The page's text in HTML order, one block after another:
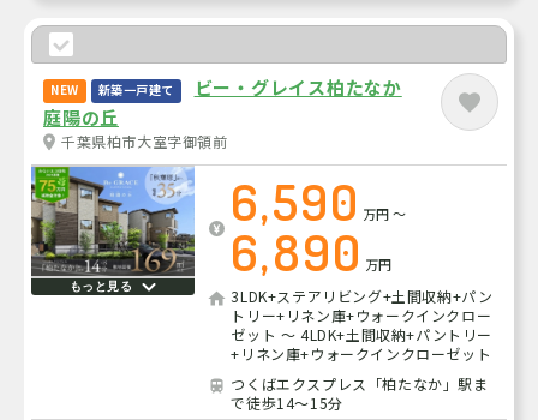
NEW 新築一戸建て
ビー・グレイス柏たなか
庭陽の丘
千葉県柏市大室字御領前
もっと見る
6,590 万円～
6,890 万円
3LDK+ステアリビング+土間収納+パン
トリー+リネン庫+ウォークインクロー
ゼット ～ 4LDK+土間収納+パントリー
+リネン庫+ウォークインクローゼット
つくばエクスプレス「柏たなか」駅ま
で徒歩14～15分